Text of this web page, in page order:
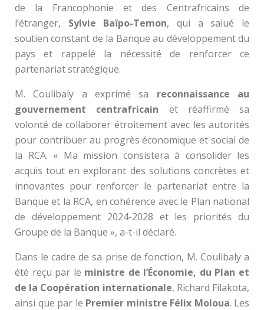
de la Francophonie et des Centrafricains de
l’étranger, Sylvie Baïpo-Temon, qui a salué le
soutien constant de la Banque au développement du
pays et rappelé la nécessité de renforcer ce
partenariat stratégique.
M. Coulibaly a exprimé sa reconnaissance au
gouvernement centrafricain et réaffirmé sa
volonté de collaborer étroitement avec les autorités
pour contribuer au progrès économique et social de
la RCA. « Ma mission consistera à consolider les
acquis tout en explorant des solutions concrètes et
innovantes pour renforcer le partenariat entre la
Banque et la RCA, en cohérence avec le Plan national
de développement 2024-2028 et les priorités du
Groupe de la Banque », a-t-il déclaré.
Dans le cadre de sa prise de fonction, M. Coulibaly a
été reçu par le ministre de l’Économie, du Plan et
de la Coopération internationale, Richard Filakota,
ainsi que par le Premier ministre Félix Moloua. Les